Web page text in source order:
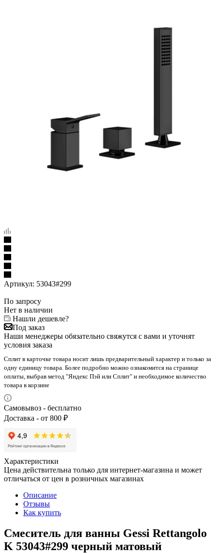
Артикул: 53043#299
По запросу
Нет в наличии
Нашли дешевле?
Под заказ
Наши менеджеры обязательно свяжутся с вами и уточнят
условия заказа
Сплит в карточке товара носит лишь предварительный характер и только за
одну единицу товара. Более подробно можно ознакомится на странице
оплаты, выбрав метод "Яндекс Пэй или Сплит" и необходимое количество
товара в корзине
Самовывоз - бесплатно
Доставка - от 800 ₽
Характеристики
Цена действительна только для интернет-магазина и может
отличаться от цен в розничных магазинах
Описание
Отзывы
Как купить
Смеситель для ванны Gessi Rettangolo
K 53043#299 черный матовый